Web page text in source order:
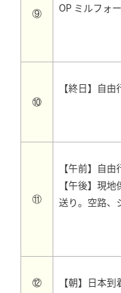
⑨
OP ミルフォ
⑩
【終日】自由
⑪
【午前】自由
【午後】現
送り。空路、
⑫ 【朝】日本到